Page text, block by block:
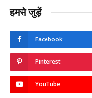
हमसे जुड़ें
Facebook
Pinterest
YouTube